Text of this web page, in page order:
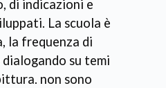
di indicazioni e
La scuola è
la frequenza di
su temi
non sono